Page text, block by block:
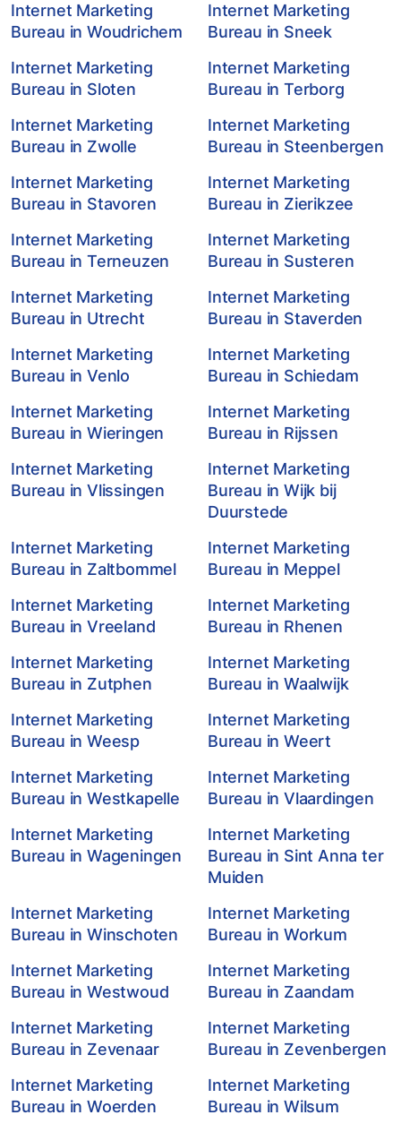
Internet Marketing
Bureau in Woudrichem
Internet Marketing
Bureau in Sneek
Internet Marketing
Bureau in Sloten
Internet Marketing
Bureau in Terborg
Internet Marketing
Bureau in Zwolle
Internet Marketing
Bureau in Steenbergen
Internet Marketing
Bureau in Stavoren
Internet Marketing
Bureau in Zierikzee
Internet Marketing
Bureau in Terneuzen
Internet Marketing
Bureau in Susteren
Internet Marketing
Bureau in Utrecht
Internet Marketing
Bureau in Staverden
Internet Marketing
Bureau in Venlo
Internet Marketing
Bureau in Schiedam
Internet Marketing
Bureau in Wieringen
Internet Marketing
Bureau in Rijssen
Internet Marketing
Bureau in Vlissingen
Internet Marketing
Bureau in Wijk bij
Duurstede
Internet Marketing
Bureau in Zaltbommel
Internet Marketing
Bureau in Meppel
Internet Marketing
Bureau in Vreeland
Internet Marketing
Bureau in Rhenen
Internet Marketing
Bureau in Zutphen
Internet Marketing
Bureau in Waalwijk
Internet Marketing
Bureau in Weesp
Internet Marketing
Bureau in Weert
Internet Marketing
Bureau in Westkapelle
Internet Marketing
Bureau in Vlaardingen
Internet Marketing
Bureau in Wageningen
Internet Marketing
Bureau in Sint Anna ter
Muiden
Internet Marketing
Bureau in Winschoten
Internet Marketing
Bureau in Workum
Internet Marketing
Bureau in Westwoud
Internet Marketing
Bureau in Zaandam
Internet Marketing
Bureau in Zevenaar
Internet Marketing
Bureau in Zevenbergen
Internet Marketing
Bureau in Woerden
Internet Marketing
Bureau in Wilsum